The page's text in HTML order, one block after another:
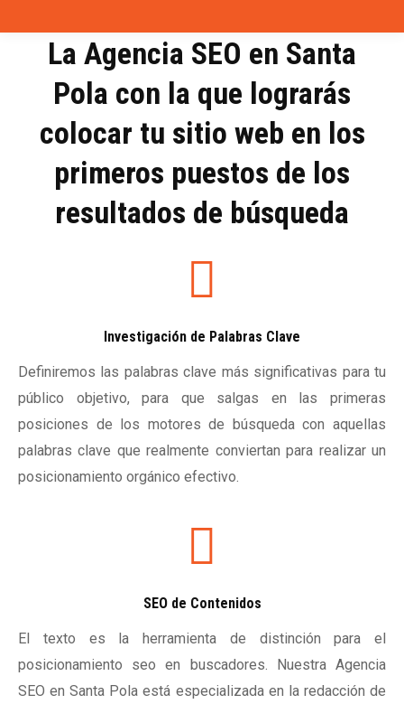
La Agencia SEO en Santa
Pola con la que lograrás
colocar tu sitio web en los
primeros puestos de los
resultados de búsqueda
Investigación de Palabras Clave
Definiremos las palabras clave más significativas para tu
público objetivo, para que salgas en las primeras
posiciones de los motores de búsqueda con aquellas
palabras clave que realmente conviertan para realizar un
posicionamiento orgánico efectivo.
SEO de Contenidos
El texto es la herramienta de distinción para el
posicionamiento seo en buscadores. Nuestra Agencia
SEO en Santa Pola está especializada en la redacción de